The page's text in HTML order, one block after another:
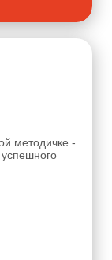
методичке -